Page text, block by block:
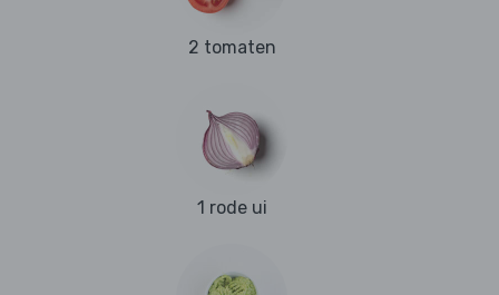
2 tomaten
1 rode ui